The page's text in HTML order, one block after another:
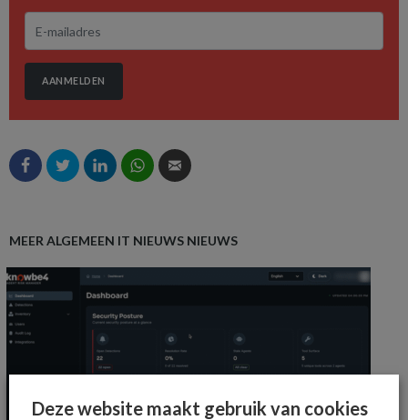
AANMELDEN
MEER ALGEMEEN IT NIEUWS NIEUWS
Deze website maakt gebruik van cookies